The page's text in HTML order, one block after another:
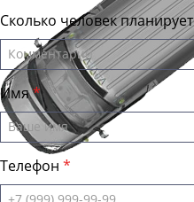
Сколько человек
Имя
Телефон